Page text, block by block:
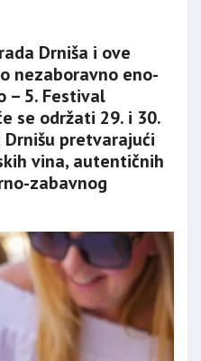
Drniša i ove
nezaboravno eno-
– 5. Festival
se održati 29. i 30.
pretvarajući
vina, autentičnih
zabavnog